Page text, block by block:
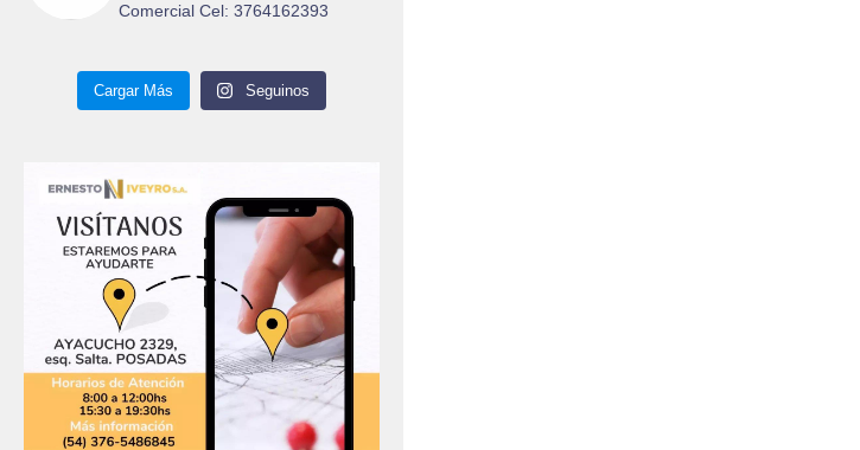
Comercial Cel: 3764162393
Cargar Más Seguinos